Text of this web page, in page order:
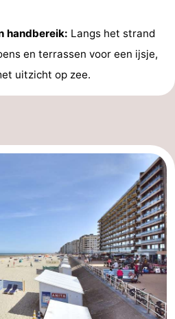
handbereik: Langs het strand
en terrassen voor een ijsje,
uitzicht op zee.